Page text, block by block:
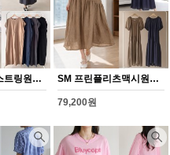
AR 데이심플스트링원피스(Y371H608) SM 프린플리츠맥시원피스(Y369H608)
79,200원